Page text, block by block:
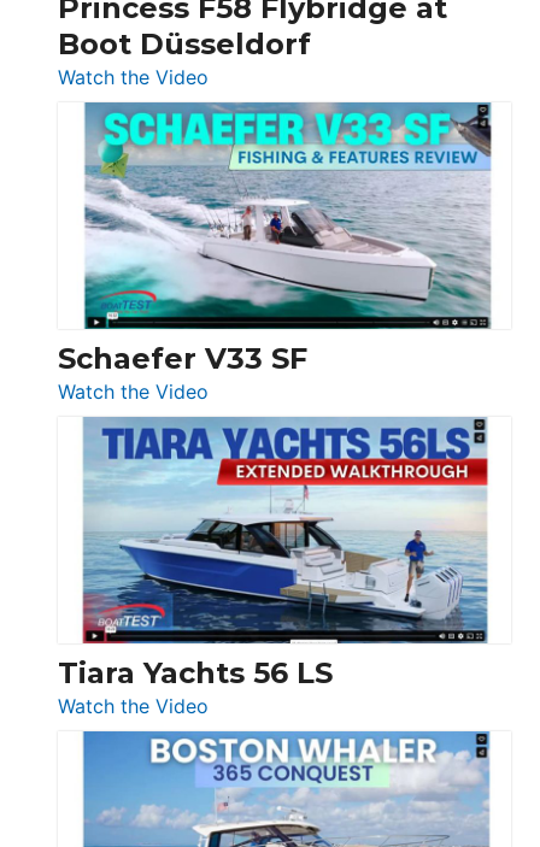
at
Boot
Princess F58 Flybridge at
Boot Düsseldorf
Watch the Video
Luxury
Yacht
Tour:
Sunseeker
Ocean
156,
Beneteau
Swift
Trawler
54
Princess
F58
Flybridge
at
Boot
Düsseldorf
Schaefer V33 SF
Watch the Video
Schaefer
V33
SF
Tiara Yachts 56 LS
Watch the Video
Tiara
Yachts
56
LS